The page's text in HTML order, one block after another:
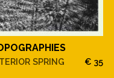
SPRING € 35